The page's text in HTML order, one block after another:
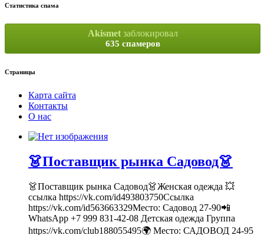
Статистика спама
Akismetзаблокировал
635 спамеров
Страницы
Карта сайта
Контакты
О нас
👗Поставщик рынка Садовод👗
👗Поставщик рынка Садовод👗Женская одежда 💥
ссылка https://vk.com/id493803750Ссылка
https://vk.com/id563663329Место: Садовод 27-90📲
WhatsApp +7 999 831-42-08 Детская одежда Группа
https://vk.com/club188055495🌍 Место: САДОВОД 24-95